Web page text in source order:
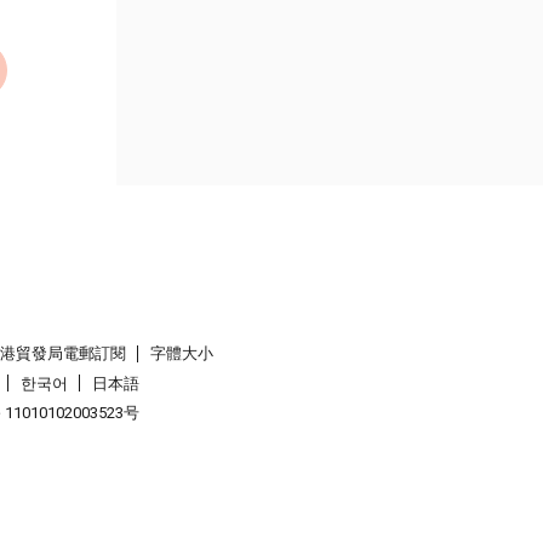
貿發局電郵訂閱
字體大小
한국어
日本語
号